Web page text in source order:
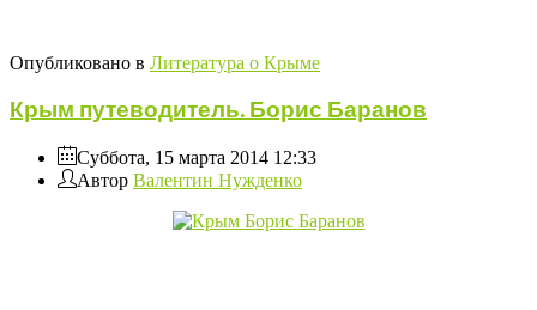
Опубликовано в Литература о Крыме
Крым путеводитель. Борис Баранов
Суббота, 15 марта 2014 12:33
Автор Валентин Нужденко